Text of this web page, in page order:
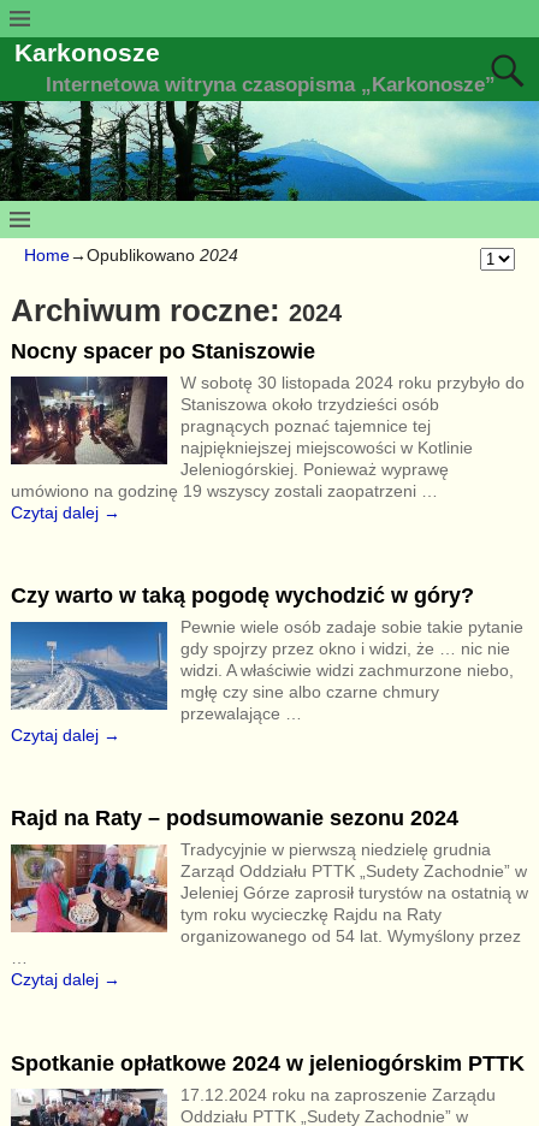
Karkonosze
Internetowa witryna czasopisma „Karkonosze”
Home→Opublikowano 2024
Archiwum roczne: 2024
Nocny spacer po Staniszowie
W sobotę 30 listopada 2024 roku przybyło do
Staniszowa około trzydzieści osób
pragnących poznać tajemnice tej
najpiękniejszej miejscowości w Kotlinie
Jeleniogórskiej. Ponieważ wyprawę
umówiono na godzinę 19 wszyscy zostali zaopatrzeni
Czytaj dalej →
Czy warto w taką pogodę wychodzić w góry?
Pewnie wiele osób zadaje sobie takie pytanie
gdy spojrzy przez okno i widzi, że … nic nie
widzi. A właściwie widzi zachmurzone niebo,
mgłę czy sine albo czarne chmury
przewalające
Czytaj dalej →
Rajd na Raty – podsumowanie sezonu 2024
Tradycyjnie w pierwszą niedzielę grudnia
Zarząd Oddziału PTTK „Sudety Zachodnie” w
Jeleniej Górze zaprosił turystów na ostatnią w
tym roku wycieczkę Rajdu na Raty
organizowanego od 54 lat. Wymyślony przez
…
Czytaj dalej →
Spotkanie opłatkowe 2024 w jeleniogórskim PTTK
17.12.2024 roku na zaproszenie Zarządu
Oddziału PTTK „Sudety Zachodnie” w